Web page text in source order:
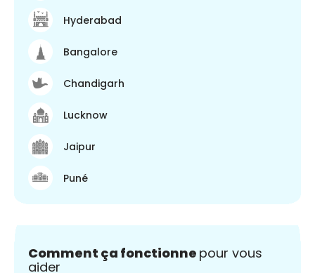
Hyderabad
Bangalore
Chandigarh
Lucknow
Jaipur
Puné
Comment ça fonctionne pour vous
aider